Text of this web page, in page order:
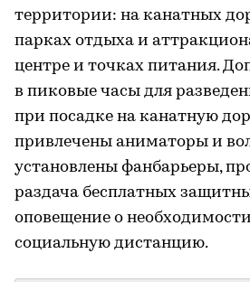
территории: на канатных
парках отдыха и
центре и точках питания.
в пиковые часы для
при посадке на канатную
привлечены аниматоры и
установлены фанбарьеры,
раздача бесплатных
оповещение о
социальную дистанцию.